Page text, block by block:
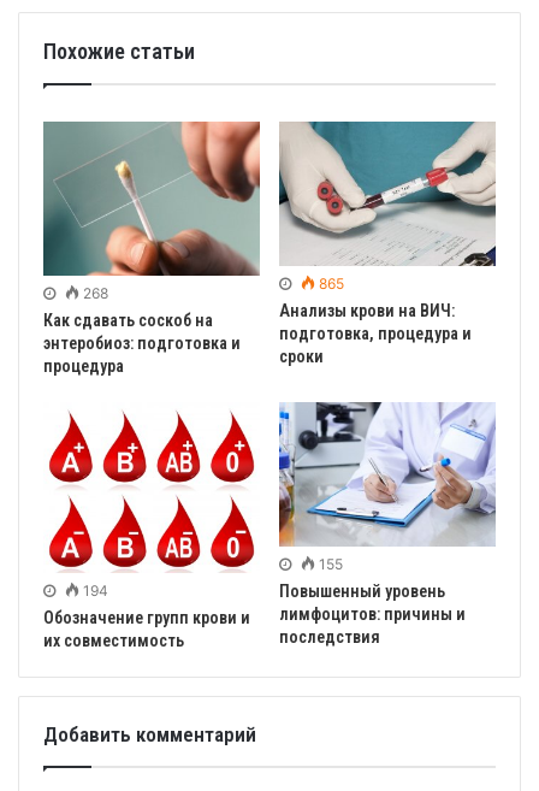
Похожие статьи
268
Как сдавать соскоб на
энтеробиоз: подготовка и
процедура
865
Анализы крови на ВИЧ:
подготовка, процедура и
сроки
194
Обозначение групп крови и
их совместимость
155
Повышенный уровень
лимфоцитов: причины и
последствия
Добавить комментарий